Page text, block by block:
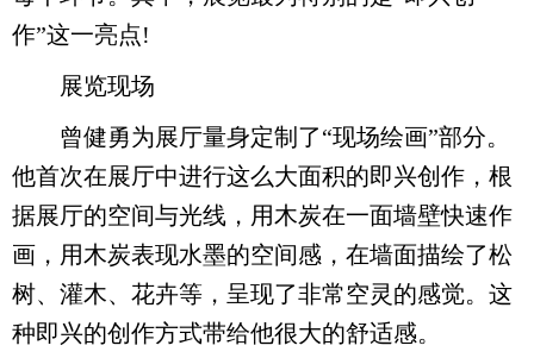
作”这一亮点!
展览现场
曾健勇为展厅量身定制了“现场绘画”部分。
他首次在展厅中进行这么大面积的即兴创作，根
据展厅的空间与光线，用木炭在一面墙壁快速作
画，用木炭表现水墨的空间感，在墙面描绘了松
树、灌木、花卉等，呈现了非常空灵的感觉。这
种即兴的创作方式带给他很大的舒适感。